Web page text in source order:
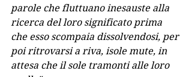
parole che fluttuano inesauste alla
ricerca del loro significato prima
che esso scompaia dissolvendosi, per
poi ritrovarsi a riva, isole mute, in
attesa che il sole tramonti alle loro